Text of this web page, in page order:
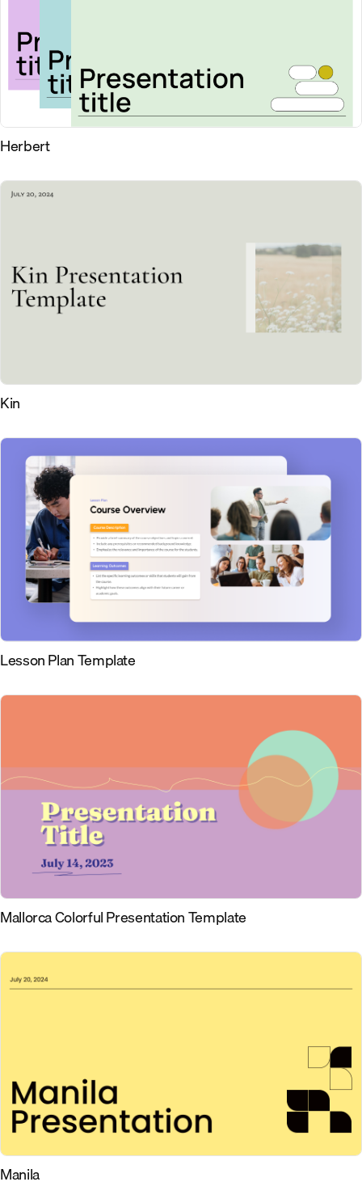
Herbert
Kin
Lesson Plan Template
Mallorca Colorful Presentation Template
Manila